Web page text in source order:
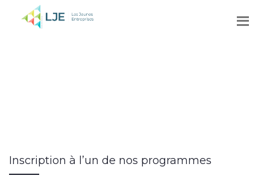
Inscription à l’un de nos programmes